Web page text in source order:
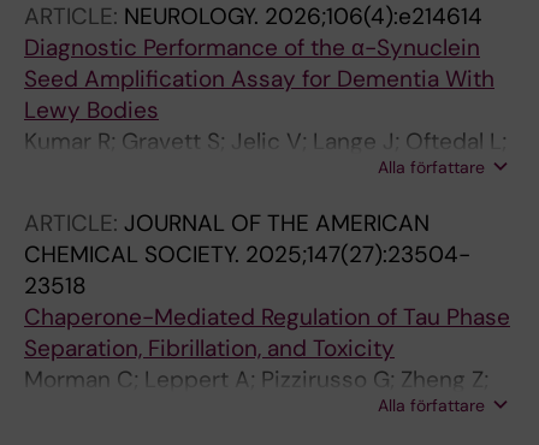
ARTICLE: NEUROLOGY. 2026;106(4):e214614
Diagnostic Performance of the α-Synuclein
Seed Amplification Assay for Dementia With
Lewy Bodies
Kumar R; Gravett S; Jelic V; Lange J; Oftedal L;
Ciullini A; Bacinoglu MB; De Luca CMG;
AW; Gonzalez MC; Aarsland D; Teunissen CE;
Bousiges O; Moda F; Maple-Grodem J; Abelein
A; Ferreira D
Alla författare
ARTICLE: JOURNAL OF THE AMERICAN
CHEMICAL SOCIETY. 2025;147(27):23504-
23518
Chaperone-Mediated Regulation of Tau Phase
Separation, Fibrillation, and Toxicity
Morman C; Leppert A; Pizzirusso G; Zheng Z;
Sun X; Kumar R; Biverstal H; Landreh M;Alla författare